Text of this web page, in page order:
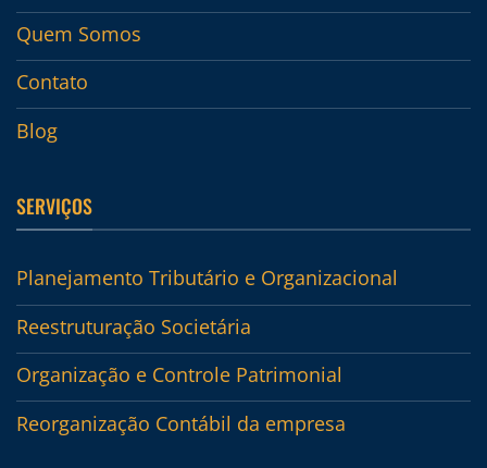
Quem Somos
Contato
Blog
SERVIÇOS
Planejamento Tributário e Organizacional
Reestruturação Societária
Organização e Controle Patrimonial
Reorganização Contábil da empresa